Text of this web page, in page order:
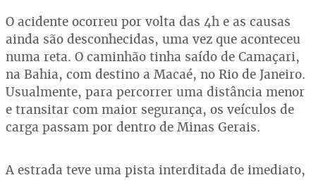
O acidente ocorreu por volta das 4h e as causas
ainda são desconhecidas, uma vez que aconteceu
numa reta. O caminhão tinha saído de Camaçari,
na Bahia, com destino a Macaé, no Rio de Janeiro.
Usualmente, para percorrer uma distância menor
e transitar com maior segurança, os veículos de
carga passam por dentro de Minas Gerais.
A estrada teve uma pista interditada de imediato,